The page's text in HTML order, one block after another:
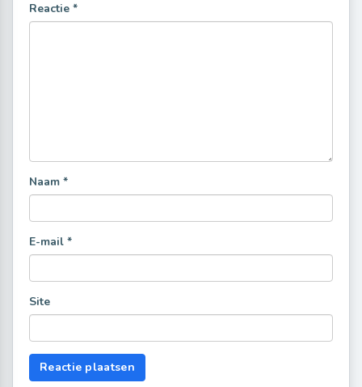
Reactie *
Naam *
E-mail *
Site